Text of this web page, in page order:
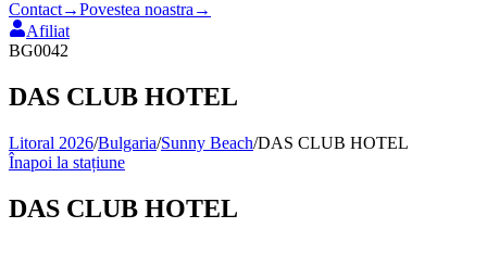
Contact→Povestea noastra →
Afiliat
BG0042
DAS CLUB HOTEL
Litoral 2026/Bulgaria/Sunny Beach/DAS CLUB HOTEL
Înapoi la stațiune
DAS CLUB HOTEL